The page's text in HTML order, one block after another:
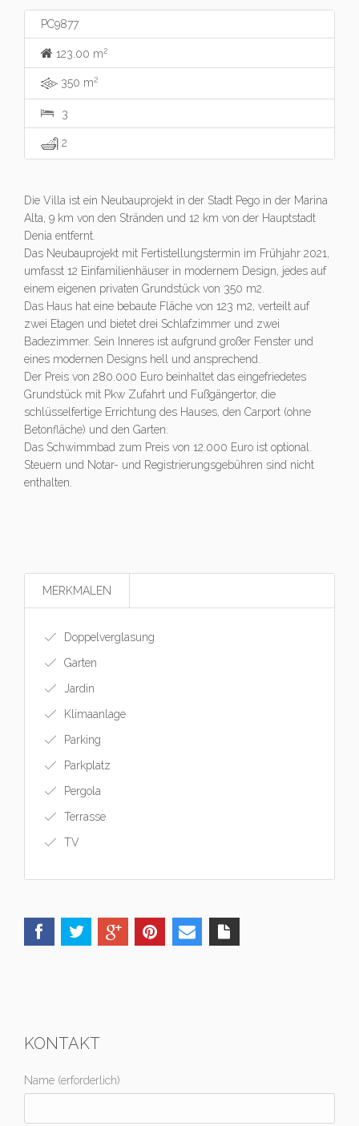
PC9877
123.00 m2
350 m2
3
2
Die Villa ist ein Neubauprojekt in der Stadt Pego in der Marina
Alta, 9 km von den Stränden und 12 km von der Hauptstadt
Denia entfernt.
Das Neubauprojekt mit Fertistellungstermin im Frühjahr 2021,
umfasst 12 Einfamilienhäuser in modernem Design, jedes auf
einem eigenen privaten Grundstück von 350 m2.
Das Haus hat eine bebaute Fläche von 123 m2, verteilt auf
zwei Etagen und bietet drei Schlafzimmer und zwei
Badezimmer. Sein Inneres ist aufgrund großer Fenster und
eines modernen Designs hell und ansprechend.
Der Preis von 280.000 Euro beinhaltet das eingefriedetes
Grundstück mit Pkw Zufahrt und Fußgängertor, die
schlüsselfertige Errichtung des Hauses, den Carport (ohne
Betonfläche) und den Garten.
Das Schwimmbad zum Preis von 12.000 Euro ist optional.
Steuern und Notar- und Registrierungsgebühren sind nicht
enthalten.
MERKMALEN
Doppelverglasung
Garten
Jardin
Klimaanlage
Parking
Parkplatz
Pergola
Terrasse
TV
KONTAKT
Name (erforderlich)